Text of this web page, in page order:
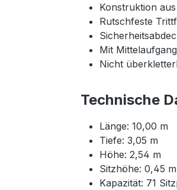
Konstruktion
Rutschfeste
Mit
Nicht
Technische
Länge: 10,00 m
Tiefe: 3,05 m
Höhe: 2,54 m
Sitzhöhe: 0,45 m
Kapazität: 71